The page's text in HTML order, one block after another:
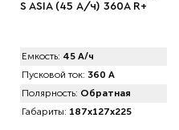
S ASIA (45 А/ч) 360А R+
Емкость: 45 А/ч
Пусковой ток: 360 А
Полярность: Обратная
Габариты: 187x127x225